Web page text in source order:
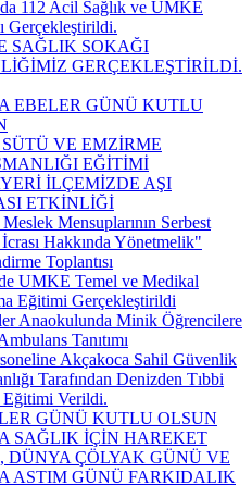
112 Acil Sağlık ve UMKE
Gerçekleştirildi.
SAĞLIK SOKAĞI
GERÇEKLEŞTİRİLDİ.
EBELER GÜNÜ KUTLU
VE EMZİRME
EĞİTİMİ
İLÇEMİZDE AŞI
ETKİNLİĞİ
Mensuplarının Serbest
Hakkında Yönetmelik"
Toplantısı
UMKE Temel ve Medikal
Eğitimi Gerçekleştirildi
Anaokulunda Minik Öğrencilere
Tanıtımı
Akçakoca Sahil Güvenlik
Tarafından Denizden Tıbbi
Eğitimi Verildi.
GÜNÜ KUTLU OLSUN
SAĞLIK İÇİN HAREKET
DÜNYA ÇÖLYAK GÜNÜ VE
ASTIM GÜNÜ FARKIDALIK